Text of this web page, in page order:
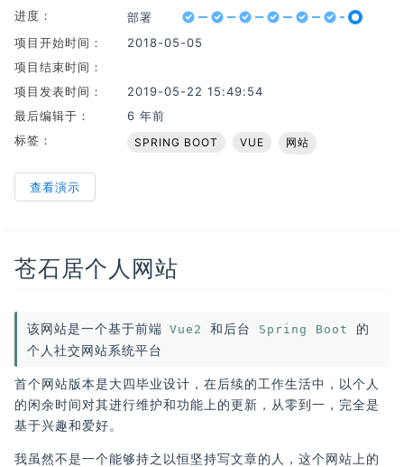
进度：
部署
功能性分析非功能性分析
需求分析相关技术确定
开发 测试
Progress: 50%
项目开始时间：
2018-05-05
项目结束时间：
项目发表时间：
2019-05-22 15:49:54
最后编辑于：
6 年前
标签：
SPRING BOOT VUE 网站
查看演示
苍石居个人网站
该网站是一个基于前端 Vue2 和后台 Spring Boot
的
个人社交网站系统平台
首个网站版本是大四毕业设计，在后续的工作生活中，以个人
的闲余时间对其进行维护和功能上的更新，从零到一，完全是
基于兴趣和爱好。
我虽然不是一个能够持之以恒坚持写文章的人，这个网站上的